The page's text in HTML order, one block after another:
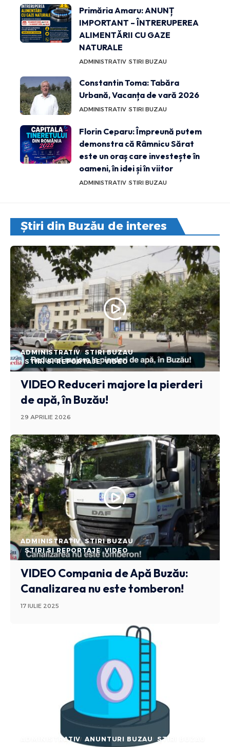
Primăria Amaru: ANUNȚ
IMPORTANT – ÎNTRERUPEREA
ALIMENTĂRII CU GAZE
NATURALE
ADMINISTRATIV STIRI BUZAU
Constantin Toma: Tabăra
Urbană, Vacanța de vară 2026
ADMINISTRATIV STIRI BUZAU
Florin Ceparu: Împreună putem
demonstra că Râmnicu Sărat
este un oraș care investește în
oameni, în idei și în viitor
ADMINISTRATIV STIRI BUZAU
Știri din Buzău de interes
ADMINISTRATIV STIRI BUZAU
STIRI SI REPORTAJE VIDEO
VIDEO Reduceri majore la pierderi
de apă, în Buzău!
29 APRILIE 2026
ADMINISTRATIV STIRI BUZAU
STIRI SI REPORTAJE VIDEO
VIDEO Compania de Apă Buzău:
Canalizarea nu este tomberon!
17 IULIE 2025
ADMINISTRATIV ANUNTURI BUZAU STIRI BUZAU